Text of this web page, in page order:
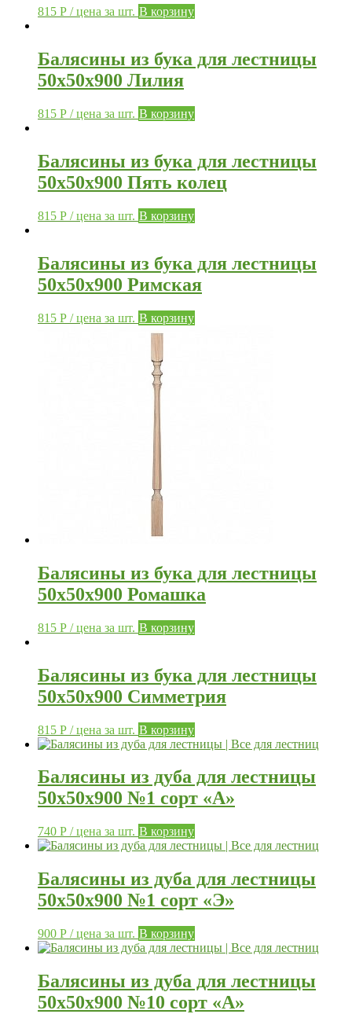
815 Р / цена за шт. В корзину
Балясины из бука для лестницы
50х50х900 Лилия
815 Р / цена за шт. В корзину
Балясины из бука для лестницы
50х50х900 Пять колец
815 Р / цена за шт. В корзину
Балясины из бука для лестницы
50х50х900 Римская
815 Р / цена за шт. В корзину
Балясины из бука для лестницы
50х50х900 Ромашка
815 Р / цена за шт. В корзину
Балясины из бука для лестницы
50х50х900 Симметрия
815 Р / цена за шт. В корзину
Балясины из дуба для лестницы
50х50х900 №1 сорт «А»
740 Р / цена за шт. В корзину
Балясины из дуба для лестницы
50х50х900 №1 сорт «Э»
900 Р / цена за шт. В корзину
Балясины из дуба для лестницы
50х50х900 №10 сорт «А»